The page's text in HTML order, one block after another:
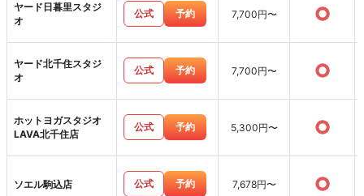
ヤード日暮里スタジ
オ
公式 予約 7,700円〜 ○
ヤード北千住スタジ
オ
公式 予約 7,700円〜 ○
ホットヨガスタジオ
LAVA北千住店
公式 予約 5,300円〜 ○
ソエル駒込店 公式 予約 7,678円〜 ○